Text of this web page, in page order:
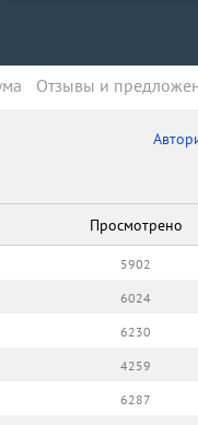
Oтзывы и
Просмотрено
5902
6024
6230
4259
6287